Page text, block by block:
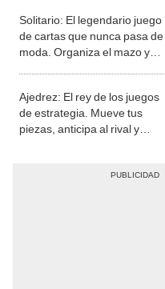
Solitario: El legendario juego
de cartas que nunca pasa de
moda. Organiza el mazo y
Ajedrez: El rey de los juegos
de estrategia. Mueve tus
piezas, anticipa al rival y